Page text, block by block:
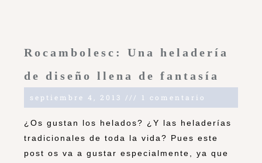
Rocambolesc: Una heladería
de diseño llena de fantasía
septiembre 4, 2013 1 comentario
¿Os gustan los helados? ¿Y las heladerías
tradicionales de toda la vida? Pues este
post os va a gustar especialmente, ya que